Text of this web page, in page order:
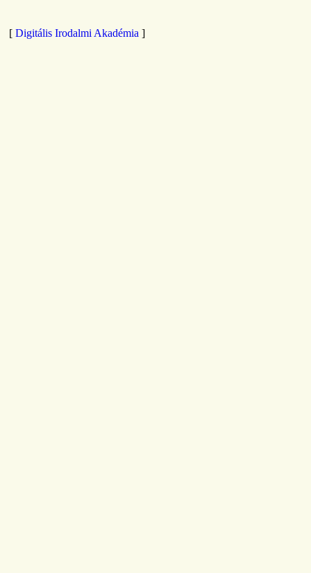
[Digitális Irodalmi Akadémia ]